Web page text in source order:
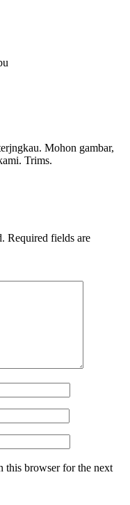
Mohon gambar,
Trims.
Required fields are
this browser for the next